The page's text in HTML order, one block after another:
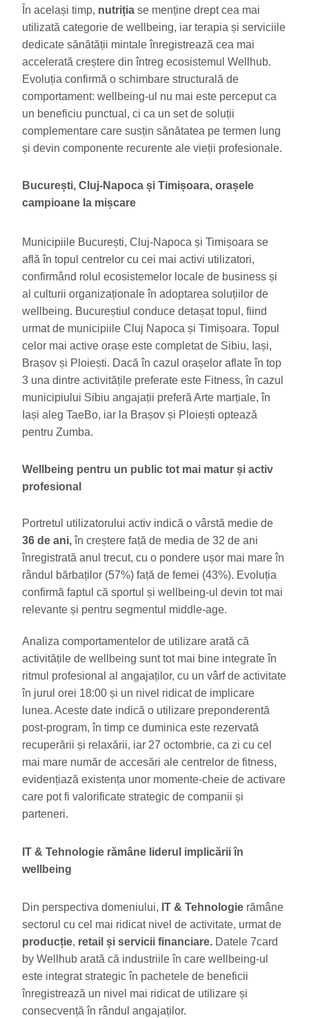
În același timp, nutriția se menține drept cea mai
utilizată categorie de wellbeing, iar terapia și serviciile
dedicate sănătății mintale înregistrează cea mai
accelerată creștere din întreg ecosistemul Wellhub.
Evoluția confirmă o schimbare structurală de
comportament: wellbeing-ul nu mai este perceput ca
un beneficiu punctual, ci ca un set de soluții
complementare care susțin sănătatea pe termen lung
și devin componente recurente ale vieții profesionale.
București, Cluj-Napoca și Timișoara, orașele
campioane la mișcare
Municipiile București, Cluj-Napoca și Timișoara se
află în topul centrelor cu cei mai activi utilizatori,
confirmând rolul ecosistemelor locale de business și
al culturii organizaționale în adoptarea soluțiilor de
wellbeing. Bucureștiul conduce detașat topul, fiind
urmat de municipiile Cluj Napoca și Timișoara. Topul
celor mai active orașe este completat de Sibiu, Iași,
Brașov și Ploiești. Dacă în cazul orașelor aflate în top
3 una dintre activitățile preferate este Fitness, în cazul
municipiului Sibiu angajații preferă Arte marțiale, în
Iași aleg TaeBo, iar la Brașov și Ploiești optează
pentru Zumba.
Wellbeing pentru un public tot mai matur și activ
profesional
Portretul utilizatorului activ indică o vârstă medie de
36 de ani,în creștere față de media de 32 de ani
înregistrată anul trecut, cu o pondere ușor mai mare în
rândul bărbaților (57%) față de femei (43%). Evoluția
confirmă faptul că sportul și wellbeing-ul devin tot mai
relevante și pentru segmentul middle-age.
Analiza comportamentelor de utilizare arată că
activitățile de wellbeing sunt tot mai bine integrate în
ritmul profesional al angajaților, cu un vârf de activitate
în jurul orei 18:00 și un nivel ridicat de implicare
lunea. Aceste date indică o utilizare preponderentă
post-program, în timp ce duminica este rezervată
recuperării și relaxării, iar 27 octombrie, ca zi cu cel
mai mare număr de accesări ale centrelor de fitness,
evidențiază existența unor momente-cheie de activare
care pot fi valorificate strategic de companii și
parteneri.
IT & Tehnologie rămâne liderul implicării în
wellbeing
Din perspectiva domeniului, IT & Tehnologie rămâne
sectorul cu cel mai ridicat nivel de activitate, urmat de
producție, retail și servicii financiare. Datele 7card
by Wellhub arată că industriile în care wellbeing-ul
este integrat strategic în pachetele de beneficii
înregistrează un nivel mai ridicat de utilizare și
consecvență în rândul angajaților.